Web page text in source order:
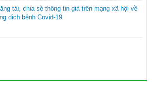
09/2023)
Võ Văn Thưởng gửi ngành giáo dục nhân
2023-2024
tải, chia sẻ thông tin giả trên mạng xã hội về
dịch bệnh Covid-19